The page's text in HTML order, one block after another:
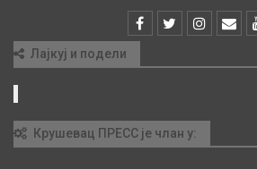
Лајкуј и подели
Крушевац ПРЕСС је члан у: